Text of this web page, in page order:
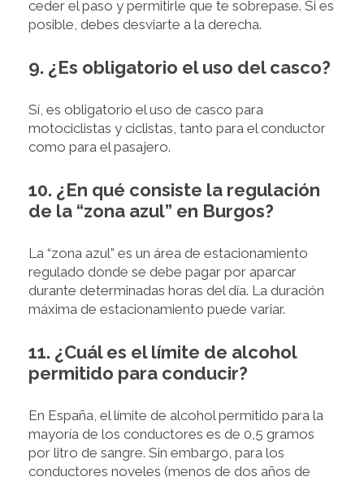
ceder el paso y permitirle que te sobrepase. Si es
posible, debes desviarte a la derecha.
9. ¿Es obligatorio el uso del casco?
Sí, es obligatorio el uso de casco para
motociclistas y ciclistas, tanto para el conductor
como para el pasajero.
10. ¿En qué consiste la regulación
de la “zona azul” en Burgos?
La “zona azul” es un área de estacionamiento
regulado donde se debe pagar por aparcar
durante determinadas horas del día. La duración
máxima de estacionamiento puede variar.
11. ¿Cuál es el límite de alcohol
permitido para conducir?
En España, el límite de alcohol permitido para la
mayoría de los conductores es de 0,5 gramos
por litro de sangre. Sin embargo, para los
conductores noveles (menos de dos años de